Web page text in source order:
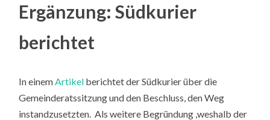
Ergänzung: Südkurier
berichtet
In einemArtikel berichtet der Südkurier über die
Gemeinderatssitzung und den Beschluss, den Weg
instandzusetzten. Als weitere Begründung ,weshalb der